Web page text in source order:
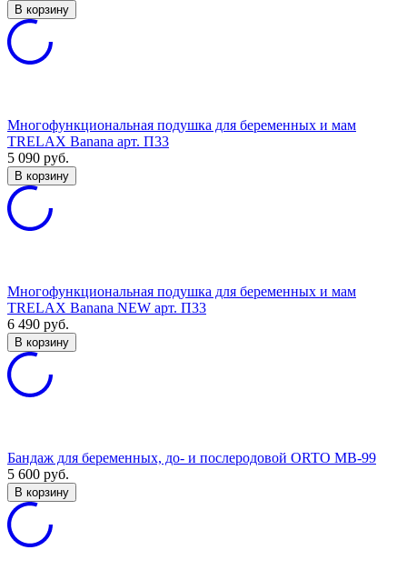
В корзину
Многофункциональная подушка для беременных и мам
TRELAX Banana арт. П33
5 090 руб.
В корзину
Многофункциональная подушка для беременных и мам
TRELAX Banana NEW арт. П33
6 490 руб.
В корзину
Бандаж для беременных, до- и послеродовой ORTO MB-99
5 600 руб.
В корзину